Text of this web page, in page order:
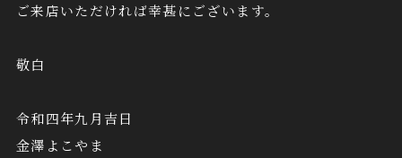
ご来店いただければ幸甚にございます。
敬白
令和四年九月吉日
金澤よこやま